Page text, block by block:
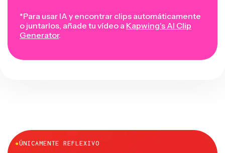
*Para usar IA y encontrar clips automáticamente
o juntarlos, añade tu vídeo a Kapwing's AI Clip
Generator.
●ÚNICAMENTE REFLEXIVO